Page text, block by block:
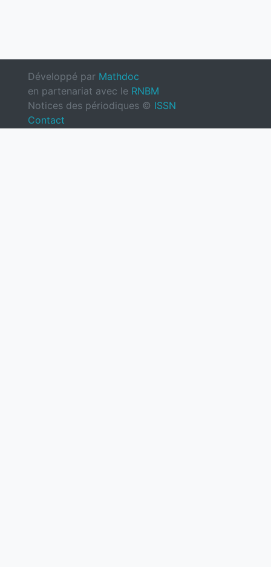
Développé par Mathdoc
en partenariat avec le RNBM
Notices des périodiques © ISSN
Contact